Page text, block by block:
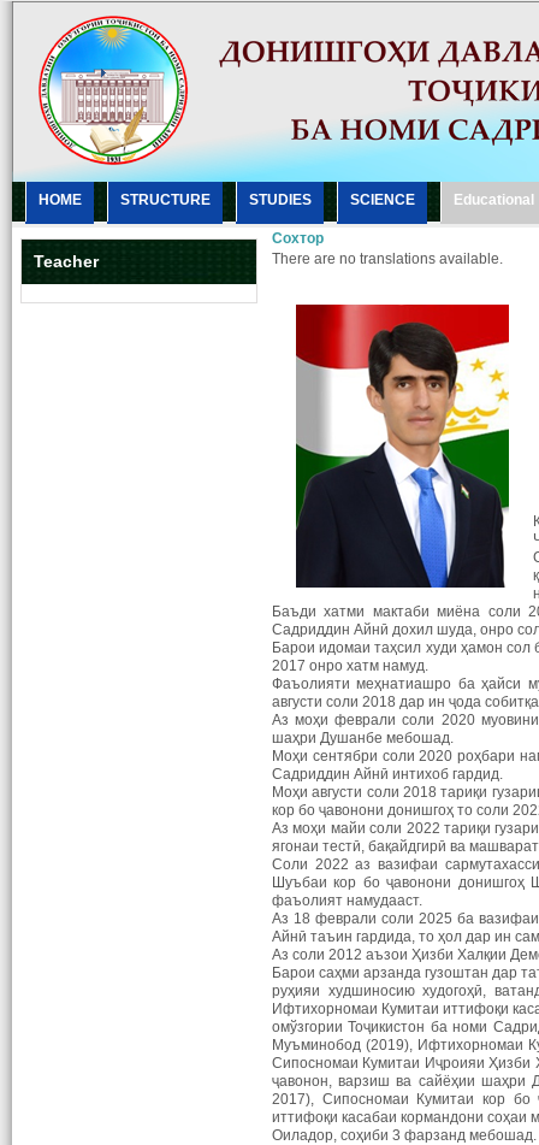
HOME STRUCTURE STUDIES SCIENCE Еducational
Teacher
Сохтор
There are no translations available.
Баъди хатми мактаби миёна соли
Садриддин Айнӣ дохил шуда, онро
Барои идомаи таҳсил худи ҳамон
2017 онро хатм намуд.
Фаъолияти меҳнатиашро ба ҳайси
августи соли 2018 дар ин ҷода
Аз моҳи феврали соли 2020
шаҳри Душанбе мебошад.
Моҳи сентябри соли 2020 роҳбари
Садриддин Айнӣ интихоб гардид.
Моҳи августи соли 2018 тариқи
кор бо ҷавонони донишгоҳ то соли
Аз моҳи майи соли 2022 тариқи
ягонаи тестӣ, бақайдгирӣ ва
Соли 2022 аз вазифаи
Шуъбаи кор бо ҷавонони донишгоҳ
фаъолият намудааст.
Аз 18 феврали соли 2025 ба
Айнӣ таъин гардида, то ҳол дар ин
Аз соли 2012 аъзои Ҳизби Халқии
Барои саҳми арзанда гузоштан дар
руҳияи худшиносию худогоҳӣ,
Ифтихорномаи Кумитаи иттифоқи
омўзгории Тоҷикистон ба номи
Муъминобод (2019), Ифтихорномаи
Сипосномаи Кумитаи Иҷроияи Ҳизби
ҷавонон, варзиш ва сайёҳии шаҳри
2017), Сипосномаи Кумитаи кор бо
иттифоқи касабаи кормандони соҳаи
Оиладор, соҳиби 3 фарзанд мебошад.